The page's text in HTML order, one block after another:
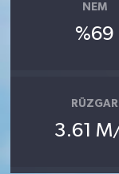
NEM
%69
RÜZGAR
3.61